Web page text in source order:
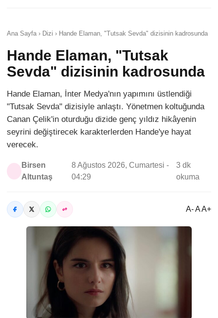
Ana Sayfa › Dizi › Hande Elaman, "Tutsak Sevda" dizisinin kadrosunda
Hande Elaman, "Tutsak
Sevda" dizisinin kadrosunda
Hande Elaman, İnter Medya'nın yapımını üstlendiği
"Tutsak Sevda" dizisiyle anlaştı. Yönetmen koltuğunda
Canan Çelik'in oturduğu dizide genç yıldız hikâyenin
seyrini değiştirecek karakterlerden Hande'ye hayat
verecek.
Birsen
Altuntaş
8 Ağustos 2026, Cumartesi -
04:29
3 dk
okuma
A- A A+